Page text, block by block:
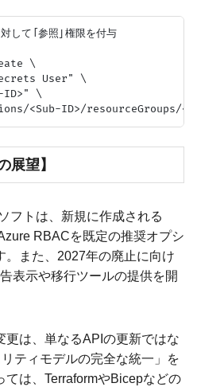
して「参照」権限を付与
\
User" \
ID>" \
展望】
フトは、新規に作成される
RBACを既定の推奨オプシ
。また、2027年の廃止に向け
表示や移行ツールの提供を開
更は、単なるAPIの更新ではな
ティモデルの完全な統一」を
は、TerraformやBicepなどの